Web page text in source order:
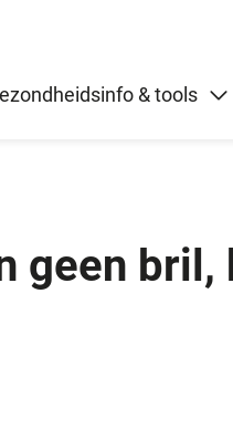
(Online) regelen
& tools
geen